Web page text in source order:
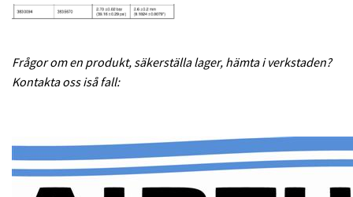
Frågor om en produkt, säkerställa lager, hämta i verkstaden?
Kontakta oss iså fall: